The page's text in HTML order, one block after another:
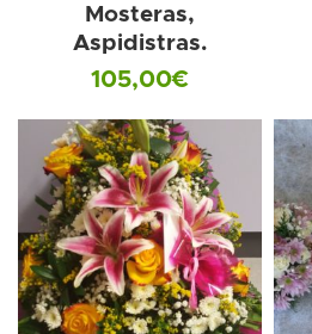
Mosteras,
Aspidistras.
105,00€